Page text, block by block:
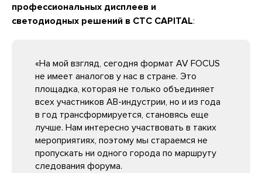
профессиональных дисплеев и
светодиодных решений в CTC CAPITAL:
«На мой взгляд, сегодня формат AV FOCUS
не имеет аналогов у нас в стране. Это
площадка, которая не только объединяет
всех участников АВ-индустрии, но и из года
в год трансформируется, становясь еще
лучше. Нам интересно участвовать в таких
мероприятиях, поэтому мы стараемся не
пропускать ни одного города по маршруту
следования форума.